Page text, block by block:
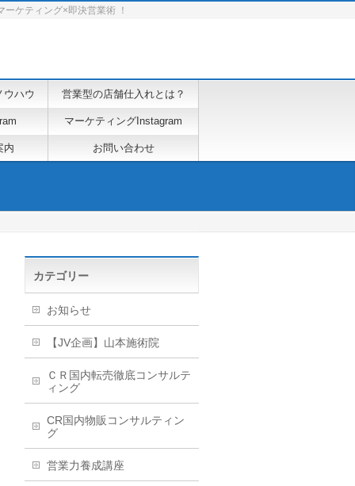
ケティング×即決営業術 ！
ウハウ 営業型の店舗仕入れとは？
マーケティングInstagram
内 お問い合わせ
カテゴリー
お知らせ
【JV企画】山本施術院
ＣＲ国内転売徹底コンサルテ
ィング
CR国内物販コンサルティン
グ
営業力養成講座